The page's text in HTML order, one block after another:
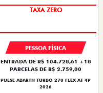
SAIA DE FIAT 0KM
PESSOA FÍSICA
ENTRADA DE R$ 104.728,61 +18
PARCELAS DE R$ 2.759,00
PULSE ABARTH TURBO 270 FLEX AT 4P
2026